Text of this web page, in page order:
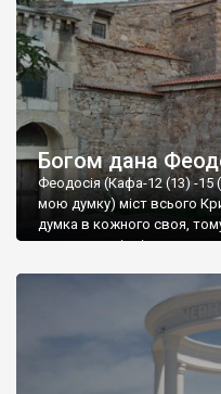
Богом дана
Феодосія (Кафа-12 (13) -15
мою думку) міст всього
думка в кожного своя,
запрошую відвідати це